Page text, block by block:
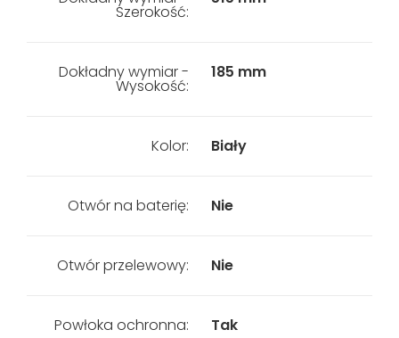
Szerokość:
Dokładny wymiar -
Wysokość:
185 mm
Kolor: Biały
Otwór na baterię: Nie
Otwór przelewowy: Nie
Powłoka ochronna: Tak